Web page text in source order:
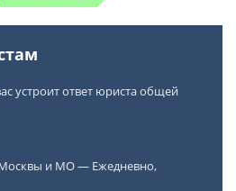
устроит ответ юриста общей
Москвы и МО — Ежедневно,